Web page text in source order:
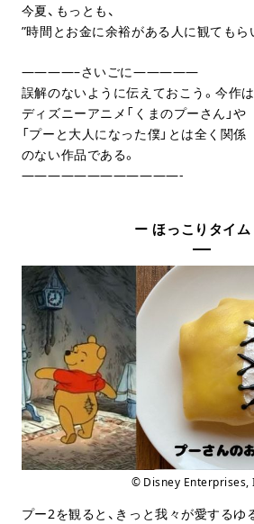
今夏、もっとも、
”時間とお金に余裕がある人に観てもら
————–さいごに—————
誤解のないように伝えておこう。今作は
ディズニーアニメ「くまのプーさん」や
「プーと大人になった僕」とは全く関係
のない作品である。
————————————-
ー ほっこりタイム
© Disney Enterprises,
プー2を観ると、きっと我々が愛する